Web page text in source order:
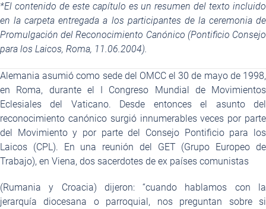
*El contenido de este capítulo es un resumen del texto incluido
en la carpeta entregada a los participantes de la ceremonia de
Promulgación del Reconocimiento Canónico (Pontificio Consejo
para los Laicos, Roma, 11.06.2004).
Alemania asumió como sede del OMCC el 30 de mayo de 1998,
en Roma, durante el I Congreso Mundial de Movimientos
Eclesiales del Vaticano. Desde entonces el asunto del
reconocimiento canónico surgió innumerables veces por parte
del Movimiento y por parte del Consejo Pontificio para los
Laicos (CPL). En una reunión del GET (Grupo Europeo de
Trabajo), en Viena, dos sacerdotes de ex países comunistas
(Rumania y Croacia) dijeron: “cuando hablamos con la
jerarquía diocesana o parroquial, nos preguntan sobre si